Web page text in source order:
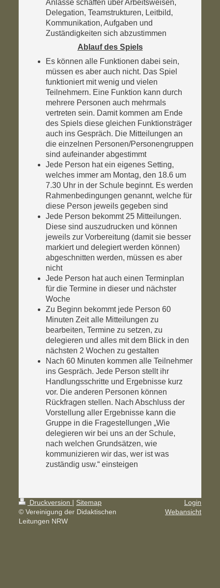
Anlässe schaffen über Arbeitsweisen,
Delegation, Teamstrukturen, Leitbild,
Kommunikation, Aufgaben und
Zuständigkeiten sich abzustimmen
Ablauf des Spiels
Es können alle Funktionen dabei sein,
müssen es aber auch nicht. Das Spiel
funktioniert mit wenig und vielen
Teilnehmern. Eine Funktion kann durch
mehrere Personen auch mehrmals
vertreten sein. Damit kommen am Ende
des Spiels diese gleichen Funktionsträger
auch ins Gespräch. Die Mitteilungen an
die einzelnen Personen/Personengruppen
sind aufeinander abgestimmt
Jede Person hat ein eigenes Setting,
welches immer am Montag, den 18.6 um
7.30 Uhr in der Schule beginnt. Es werden
Rahmenbedingungen genannt, welche für
diese Person jeweils gegeben sind
Jede Person bekommt 25 Mitteilungen.
Diese sind auszudrucken und können
jeweils zur Vorbereitung (damit sie besser
markiert und delegiert werden können)
abgeschnitten werden, müssen es aber
nicht
Jede Person hat auch einen Terminplan
für die Termine in dieser und nächster
Woche
Zu Beginn bekommt jede Person 60
Minuten Zeit alle Mitteilungen zu
bearbeiten, Termine zu setzen, zu
delegieren und alles mit dem Blick in den
nächsten 2 Wochen zu gestalten
Nach 60 Minuten kommen alle Teilnehmer
ins Gespräch. Jede Person stellt ihr
Handlungsschritte und Ergebnisse kurz
vor. Die anderen Personen können
Rückfragen stellen. Nach Abschluss der
Vorstellung aller Ergebnisse kann die
Gruppe in die Fragestellungen „Wie
delegieren wir bei uns an der Schule,
nach welchen Grundsätzen, wie
kommunizieren wir das, wer ist was
zuständig usw.“ einsteigen
Druckversion | Sitemap
© Vereinigung der Didaktischen
Leitungen NRW
Login
Webansicht